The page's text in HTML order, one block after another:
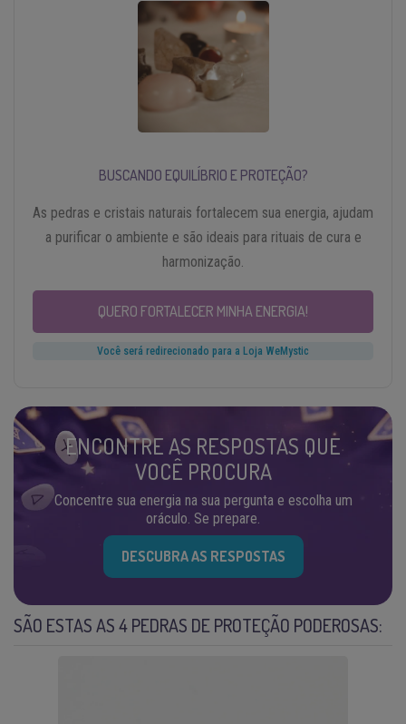
BUSCANDO EQUILÍBRIO E PROTEÇÃO?
As pedras e cristais naturais fortalecem sua energia, ajudam
a purificar o ambiente e são ideais para rituais de cura e
harmonização.
QUERO FORTALECER MINHA ENERGIA!
Você será redirecionado para a Loja WeMystic
ENCONTRE AS RESPOSTAS QUE
VOCÊ PROCURA
Concentre sua energia na sua pergunta e escolha um
oráculo. Se prepare.
DESCUBRA AS RESPOSTAS
SÃO ESTAS AS 4 PEDRAS DE PROTEÇÃO PODEROSAS: